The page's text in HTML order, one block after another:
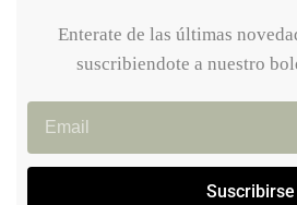
Enterate de las últimas
suscribiendote a nuestro
Suscribirse